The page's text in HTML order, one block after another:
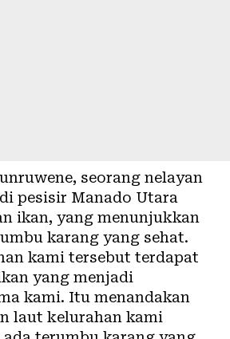
seorang nelayan
pesisir Manado Utara
ikan, yang menunjukkan
karang yang sehat.
kami tersebut terdapat
yang menjadi
kami. Itu menandakan
laut kelurahan kami